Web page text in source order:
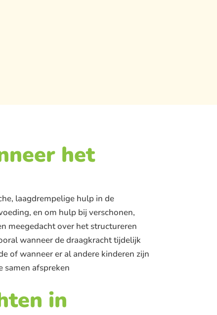
het
laagdrempelige hulp in de
en om hulp bij verschonen,
meegedacht over het structureren
wanneer de draagkracht tijdelijk
of wanneer er al andere kinderen zijn
samen afspreken
in